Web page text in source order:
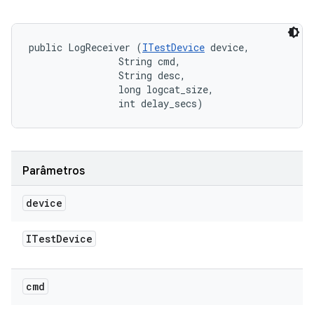
public LogReceiver (ITestDevice device,
                String cmd,
                String desc,
                long logcat_size,
                int delay_secs)
Parâmetros
device
ITestDevice
cmd